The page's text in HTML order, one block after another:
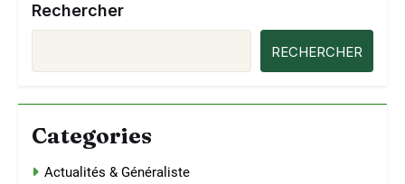
Rechercher
RECHERCHER
Categories
Actualités & Généraliste